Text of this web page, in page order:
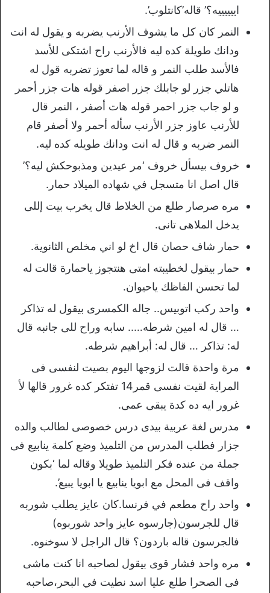
اييييييه؟’ قاله’كانتلوب’.
النمر كان كل ما يشوف الأرنب يضربه و يقول له انت
ودانك طويلة كده ليه فالأرنب راح اشتكى للأسد
فالأسد طلب النمر و قاله لما تعوز تضربه قول له
هاتلي جزر لو جابلك جزر اصفر قوله هات جزر أحمر
و لو جاب جزر احمر قوله هات أصفر ، النمر قال
للأرنب عاوز جزر الأرنب سأله أحمر ولا أصفر قام
النمر ضربه و قال له انت ودانك طويله كده ليه.
خروف بيسأل خروف ‘مر عيدين ومذبوحكش ليه؟’
قال اصل انا متسجل في شهاده الميلاد حمار.
مره صرصار طلع من الخلاط قال يخرب بيت إللى
يدخل الملاهى تانى.
حمار شاف حصان قال اخ لو اني مخلص الثانوية.
حمار بيقول لخطيبته امتى هنتجوز ياحمارة قالت له
لما تحسن الفاظك ياحيوان.
واحد ركب اتوبيس.. جاله الكمسرى بيقول له تذاكر
… قال له امين شرطه….. سابه وراح للى جانبه قال
له: تذاكر … قال له: أبراهيم شرطه.
مرة واحدة قالت لزوجها اليوم بصيت لنفسى فى
المراية لقيت نفسى قمر14 تفتكر كده غرور قالها لأ
غرور ايه ده كدة يبقى عمى.
مدرس لغة عربية بيدى درس خصوصى لطالب والده
جزار فطلب المدرس من التلميذ وضع كلمة ينابيع فى
جملة من عنده فكر التلميذ طويلا وقاله لما ‘بكون
واقف فى المحل مع ابويا ينابيع يا ابويا يبيع’.
واحد راح مطعم في فرنسا.كان عايز يطلب شوربه
قال للجرسون(جارسوه عايز واحد شوربوه)
فالجرسون قاله باردون؟ قال الراجل لا سوخنوه.
مره واحد فشار قوى بيقول لصاحبه انا كنت ماشى
فى الصحرا طلع عليا اسد نطيت في البحر،صاحبه